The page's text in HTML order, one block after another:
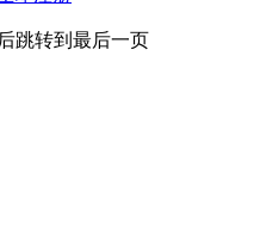
跳转到最后一页